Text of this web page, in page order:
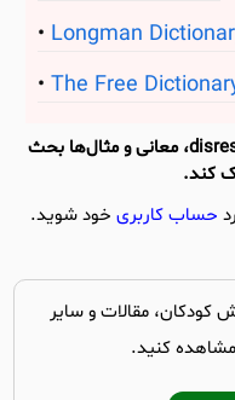
Longman
The Free
در بخش نظرات پایین صفحه درباره disrespect، معانی و مثال‌ها بحث
کند.
حساب کاربری خود شوید.
کودکان، مقالات و سایر
کنید.